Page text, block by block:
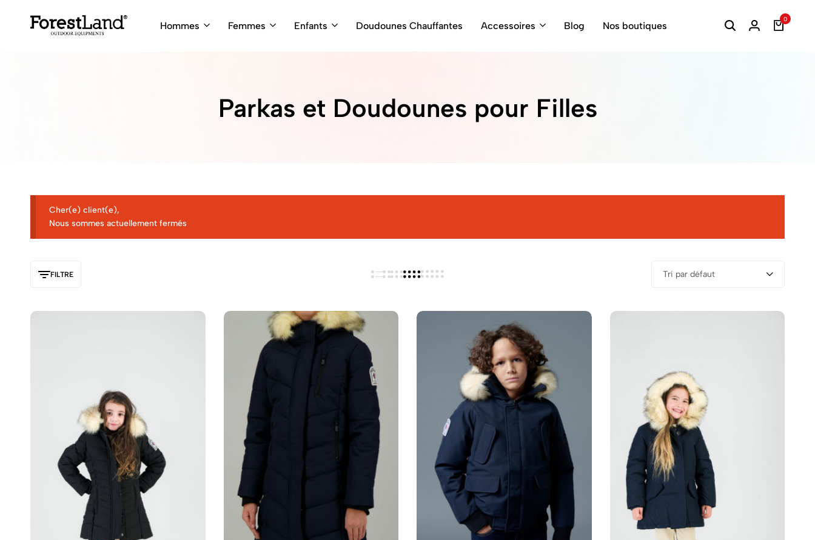
Hommes Femmes Enfants Doudounes Chauffantes Accessoires Blog Nos boutiques
0
Parkas et Doudounes pour Filles
Cher(e) client(e),
Nous sommes actuellement fermés
FILTRE Tri par défaut